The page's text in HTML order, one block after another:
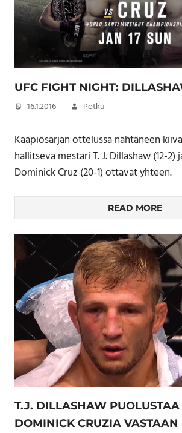
UFC FIGHT NIGHT:
16.1.2016 Potku
Kääpiösarjan ottelussa nähtäneen
hallitseva mestari T. J. Dillashaw (12-
Dominick Cruz (20-1) ottavat yhteen.
READ MORE
T.J. DILLASHAW
DOMINICK CRUZIA VASTAAN